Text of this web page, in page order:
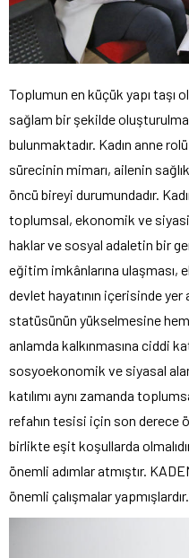
Toplumun en küçük yapı taşı
sağlam bir şekilde
bulunmaktadır. Kadın anne
sürecinin mimarı, ailenin
öncü bireyi durumundadır.
toplumsal, ekonomik ve
haklar ve sosyal adaletin bir
eğitim imkânlarına ulaşması,
devlet hayatının içerisinde yer
statüsünün yükselmesine
anlamda kalkınmasına ciddi
sosyoekonomik ve siyasal
katılımı aynı zamanda
refahın tesisi için son derece
birlikte eşit koşullarda
önemli adımlar atmıştır.
önemli çalışmalar